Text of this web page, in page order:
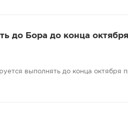
до Бора до конца октября
выполнять до конца октября